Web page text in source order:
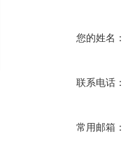
您的姓名：
联系电话：
常用邮箱：